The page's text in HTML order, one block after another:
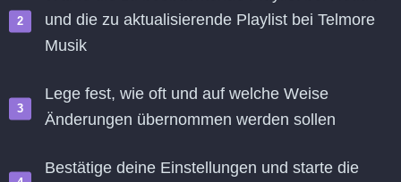
und die zu aktualisierende Playlist bei Telmore
Musik
Lege fest, wie oft und auf welche Weise
Änderungen übernommen werden sollen
Bestätige deine Einstellungen und starte die